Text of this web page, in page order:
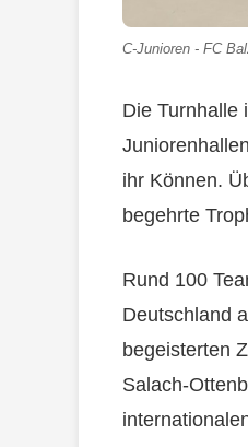
C-Junioren - FC
Die Turnhalle
ihr Können.
begehrte
Rund 100
Deutschland
begeisterten
Salach-